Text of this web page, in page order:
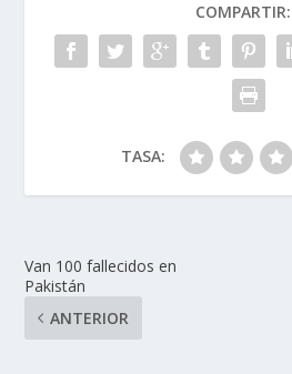
COMPARTIR:
TASA:
Van 100 fallecidos en
Pakistán
ANTERIOR